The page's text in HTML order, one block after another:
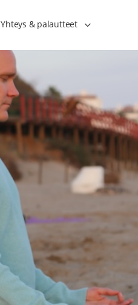
Yhteys & palautteet